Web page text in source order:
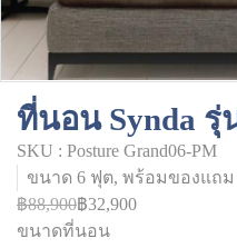
ที่นอน Synda รุ่
SKU : Posture Grand06-PM
ขนาด 6 ฟุต, พร้อมของแถม
฿88,900฿32,900
ขนาดที่นอน